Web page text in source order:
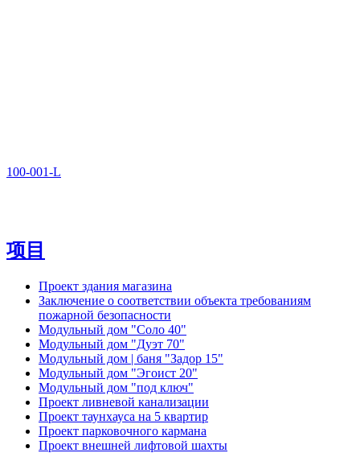
100-001-L
项目
Проект здания магазина
Заключение о соответствии объекта требованиям
пожарной безопасности
Модульный дом "Соло 40"
Модульный дом "Дуэт 70"
Модульный дом | баня "Задор 15"
Модульный дом "Эгоист 20"
Модульный дом "под ключ"
Проект ливневой канализации
Проект таунхауса на 5 квартир
Проект парковочного кармана
Проект внешней лифтовой шахты